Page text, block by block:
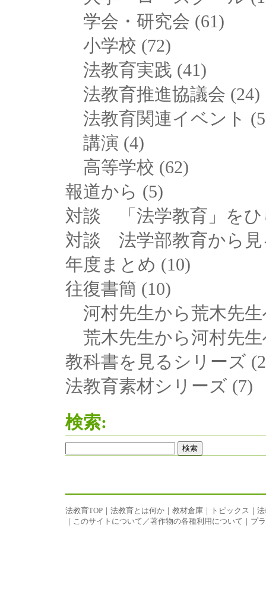
学会・研究会 (61)
小学校 (72)
法教育実践 (41)
法教育推進協議会 (24)
法教育関連イベント
講演 (4)
高等学校 (62)
報道から (5)
対談 「法学教育」をひ
対談 法学部教育から見
年度まとめ (10)
往復書簡 (10)
河村先生から荒木先
荒木先生から河村先
教科書を見るシリーズ
法教育素材シリーズ (7)
検索:
法教育TOP ｜ 法教育とは何か ｜ 教材倉庫 ｜ トピックス ｜
｜ このサイトについて／著作物の各種利用について ｜ プ